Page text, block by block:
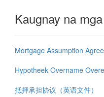
Kaugnay na
Mortgage Assumption
Hypotheek Overname
抵押承担协议（英语文件）